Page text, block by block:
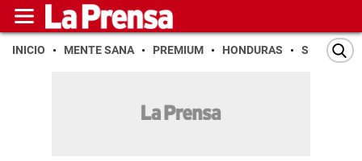
INICIO MENTE SANA PREMIUM HONDURAS SAN PEDRO